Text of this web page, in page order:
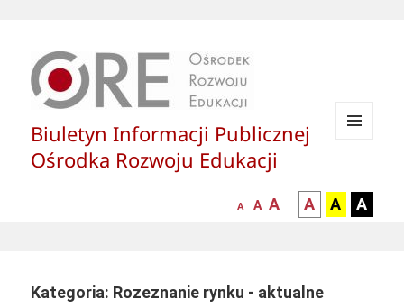
Biuletyn Informacji Publicznej
Ośrodka Rozwoju Edukacji
mniejsza
A
normalna
A
większa-
czcionka
A
kontrast
czarny
tle
A
kontrast
czarny
A
żółty
A
Kategoria: Rozeznanie rynku - aktualne